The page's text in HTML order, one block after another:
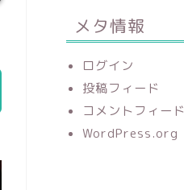
メタ情報
ログイン
投稿フィード
コメントフィード
WordPress.org